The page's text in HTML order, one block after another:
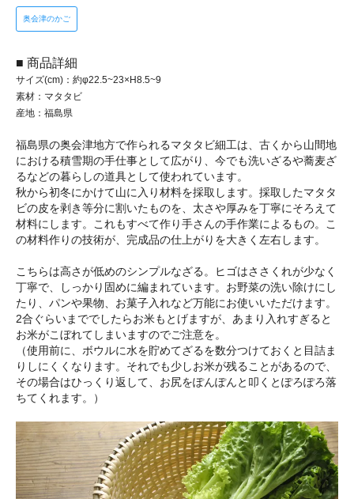
奥会津のかご
■ 商品詳細
サイズ(cm)：約φ22.5~23×H8.5~9
素材：マタタビ
産地：福島県
福島県の奥会津地方で作られるマタタビ細工は、古くから山間地
における積雪期の手仕事として広がり、今でも洗いざるや蕎麦ざ
るなどの暮らしの道具として使われています。
秋から初冬にかけて山に入り材料を採取します。採取したマタタ
ビの皮を剥き等分に割いたものを、太さや厚みを丁寧にそろえて
材料にします。これもすべて作り手さんの手作業によるもの。こ
の材料作りの技術が、完成品の仕上がりを大きく左右します。
こちらは高さが低めのシンプルなざる。ヒゴはささくれが少なく
丁寧で、しっかり固めに編まれています。お野菜の洗い除けにし
たり、パンや果物、お菓子入れなど万能にお使いいただけます。
2合ぐらいまででしたらお米もとげますが、あまり入れすぎると
お米がこぼれてしまいますのでご注意を。
（使用前に、ボウルに水を貯めてざるを数分つけておくと目詰ま
りしにくくなります。それでも少しお米が残ることがあるので、
その場合はひっくり返して、お尻をぽんぽんと叩くとぽろぽろ落
ちてくれます。）